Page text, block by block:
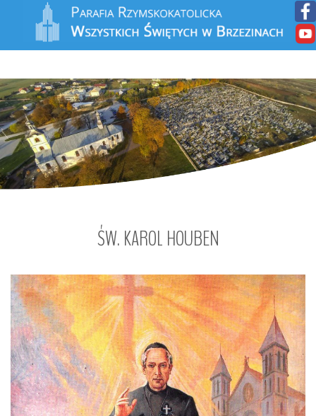
ŚW.KAROLHOUBEN